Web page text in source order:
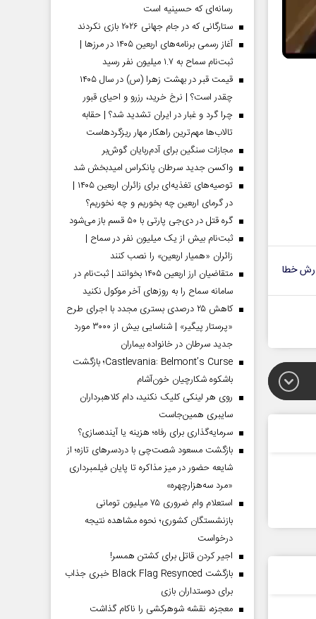
خطا
رسانه‌ای که حسینیه است
ستارگانی که در جام جهانی ۲۰۲۶ بازی نکردند
آغاز رسمی برنامه‌های اربعین ۱۴۰۵ در مرز‌ها |
ثبت‌نام سماح به ۱.۷ میلیون نفر رسید
قیمت قبر در بهشت زهرا (س) در سال ۱۴۰۵
چقدر است؟ | نرخ خرید، رزرو و احیای قبور
چرا گرد و غبار در ایران تشدید شد؟ | حقابه
تالاب‌ها مهم‌ترین راهکار مهار ریزگردهاست
مجازات سنگین برای آدم‌ربایان گوش‌بر
واکسن جدید سرطان پانکراس امیدبخش شد
توصیه‌های تغذیه‌ای برای زائران اربعین ۱۴۰۵ |
در گرمای اربعین چه بخوریم و چه نخوریم؟
گره قتل در دی‌جی پارتی با ۵۰ قسم باز می‌شود
ثبت‌نام بیش از یک میلیون نفر در سماح |
زائران «همیار اربعین» را نصب کنند
متقاضیان ارز اربعین ۱۴۰۵ بخوانند | ثبت‌نام در
سامانه سماح را به روز‌های آخر موکول نکنید
کاهش ۲۵ درصدی بستری مجدد با اجرای طرح
«پرستار پیگیر» | شناسایی بیش از ۳۰۰۰ مورد
جدید سرطان در خانواده بیماران
Castlevania: Belmont’s Curse؛ بازگشت
باشکوه شکارچیان خون‌آشام
روی هر لینکی کلیک نکنید، دام کلاهبرداران
سایبری همین‌جاست
سرمایه‌گذاری برای رفاه؛ هزینه یا آینده‌سازی؟
بازگشت مسعود شصت‌چی با دردسر‌های تازه؛ از
شایعه حضور در میز مذاکره تا پایان فیلمبرداری
«مرد سه‌هزارچهره»
استعلام وام ضروری ۷۵ میلیون تومانی
بازنشستگان کشوری؛ نحوه مشاهده نتیجه
درخواست
اجیر کردن قاتل برای کشتن همسر!
بازگشت Black Flag Resynced خبری جذاب
برای دوستداران بازی
معجزه، نقشه شوهرکشی را ناکام گذاشت